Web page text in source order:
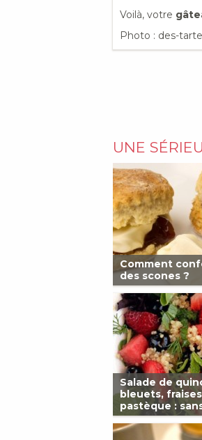
Voilà, votre
Photo : des-
UNE
Comment
des scones ?
Salade de
bleuets,
pastèque :